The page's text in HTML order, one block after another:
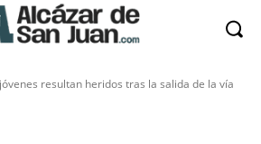
resultan heridos tras la salida de la vía